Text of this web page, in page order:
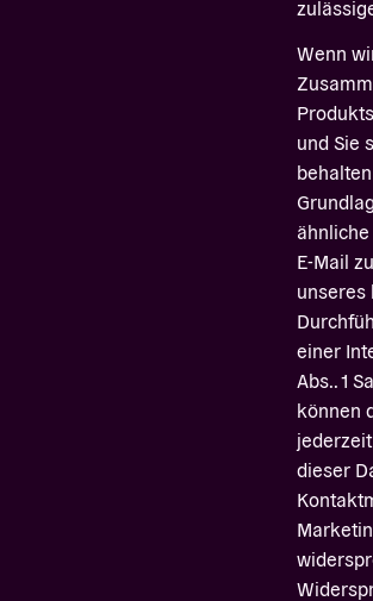
Wenn
und Sie
E-Mail
unseres
einer
Abs.. 1
können
dieser